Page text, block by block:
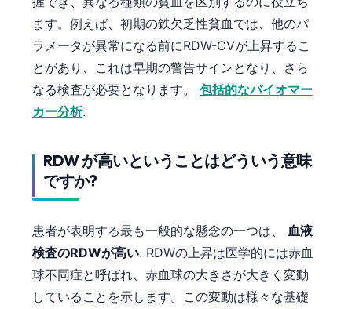
ます。例えば、初期の鉄欠乏性貧血では、他のパ
ラメータが異常になる前にRDW-CVが上昇するこ
とがあり、これは早期の警告サインとなり、さら
なる検査が必要となります。 包括的なバイオマー
カー分析.
RDW が高いということはどういう意味
ですか?
患者が表明する最も一般的な懸念の一つは、 血液
検査のRDWが高い. RDWの上昇は医学的には赤血
球不同症と呼ばれ、赤血球の大きさが大きく変動
していることを示します。この変動は様々な基礎